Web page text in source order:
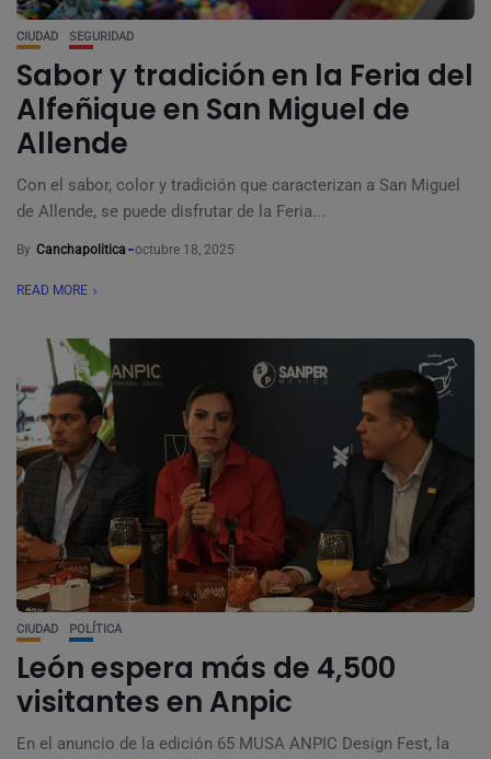
CIUDAD SEGURIDAD
Sabor y tradición en la Feria del
Alfeñique en San Miguel de
Allende
Con el sabor, color y tradición que caracterizan a San Miguel
de Allende, se puede disfrutar de la Feria...
By Canchapolitica octubre 18, 2025
READ MORE
CIUDAD POLÍTICA
León espera más de 4,500
visitantes en Anpic
En el anuncio de la edición 65 MUSA ANPIC Design Fest, la